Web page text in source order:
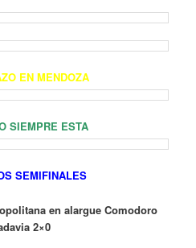
EN MENDOZA
SIEMPRE ESTA
SEMIFINALES
en alargue Comodoro
2×0